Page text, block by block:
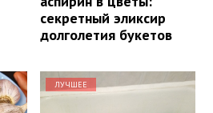
секретный эликсир
долголетия букетов
ЛУЧШЕЕ